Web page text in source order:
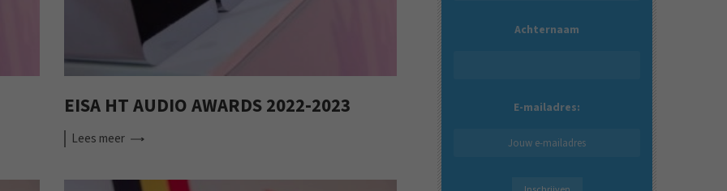
EISA HT AUDIO AWARDS 2022-2023
Lees meer
Achternaam
E-mailadres: